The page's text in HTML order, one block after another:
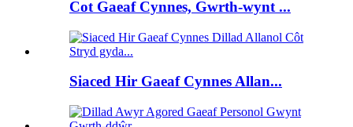
Cot Gaeaf Cynnes, Gwrth-wynt ...
Siaced Hir Gaeaf Cynnes Allan...